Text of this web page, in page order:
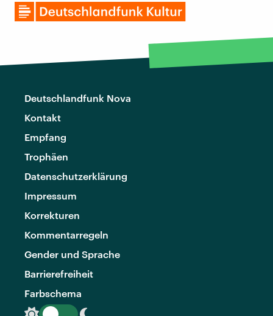
Deutschlandfunk Nova
Kontakt
Empfang
Trophäen
Datenschutzerklärung
Impressum
Korrekturen
Kommentarregeln
Gender und Sprache
Barrierefreiheit
Farbschema